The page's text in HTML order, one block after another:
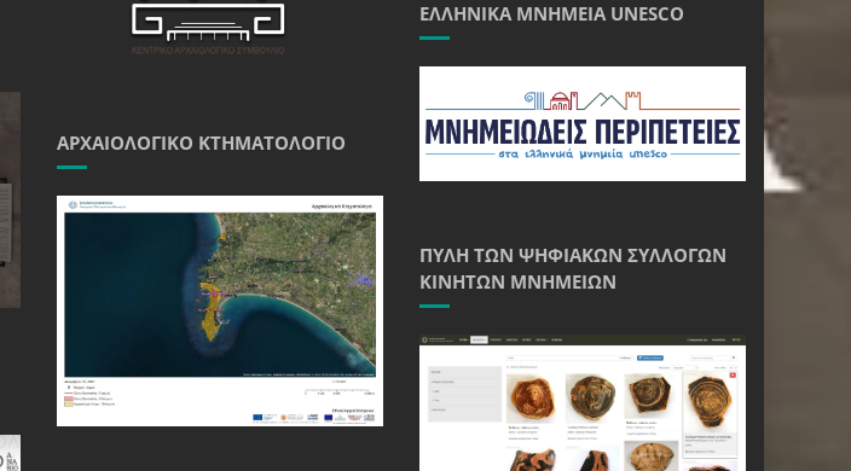
ΑΡΧΑΙΟΛΟΓΙΚΌ ΚΤΗΜΑΤΟΛΌΓΙΟ
ΕΛΛΗΝΙΚΆ ΜΝΗΜΕΊΑ UNESCO
ΠΎΛΗ ΤΩΝ ΨΗΦΙΑΚΏΝ ΣΥΛΛΟΓΏΝ
ΚΙΝΗΤΏΝ ΜΝΗΜΕΊΩΝ